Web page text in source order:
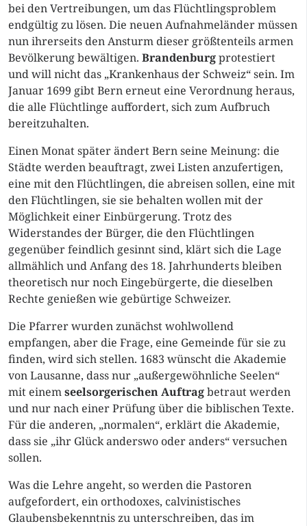
bei den Vertreibungen, um das Flüchtlingsproblem
endgültig zu lösen. Die neuen Aufnahmeländer müssen
nun ihrerseits den Ansturm dieser größtenteils armen
Bevölkerung bewältigen. Brandenburgprotestiert
und will nicht das „Krankenhaus der Schweiz“ sein. Im
Januar 1699 gibt Bern erneut eine Verordnung heraus,
die alle Flüchtlinge auffordert, sich zum Aufbruch
bereitzuhalten.
Einen Monat später ändert Bern seine Meinung: die
Städte werden beauftragt, zwei Listen anzufertigen,
eine mit den Flüchtlingen, die abreisen sollen, eine mit
den Flüchtlingen, sie sie behalten wollen mit der
Möglichkeit einer Einbürgerung. Trotz des
Widerstandes der Bürger, die den Flüchtlingen
gegenüber feindlich gesinnt sind, klärt sich die Lage
allmählich und Anfang des 18. Jahrhunderts bleiben
theoretisch nur noch Eingebürgerte, die dieselben
Rechte genießen wie gebürtige Schweizer.
Die Pfarrer wurden zunächst wohlwollend
empfangen, aber die Frage, eine Gemeinde für sie zu
finden, wird sich stellen. 1683 wünscht die Akademie
von Lausanne, dass nur „außergewöhnliche Seelen“
mit einemseelsorgerischen Auftragbetraut werden
und nur nach einer Prüfung über die biblischen Texte.
Für die anderen, „normalen“, erklärt die Akademie,
dass sie „ihr Glück anderswo oder anders“ versuchen
sollen.
Was die Lehre angeht, so werden die Pastoren
aufgefordert, ein orthodoxes, calvinistisches
Glaubensbekenntnis zu unterschreiben, das im